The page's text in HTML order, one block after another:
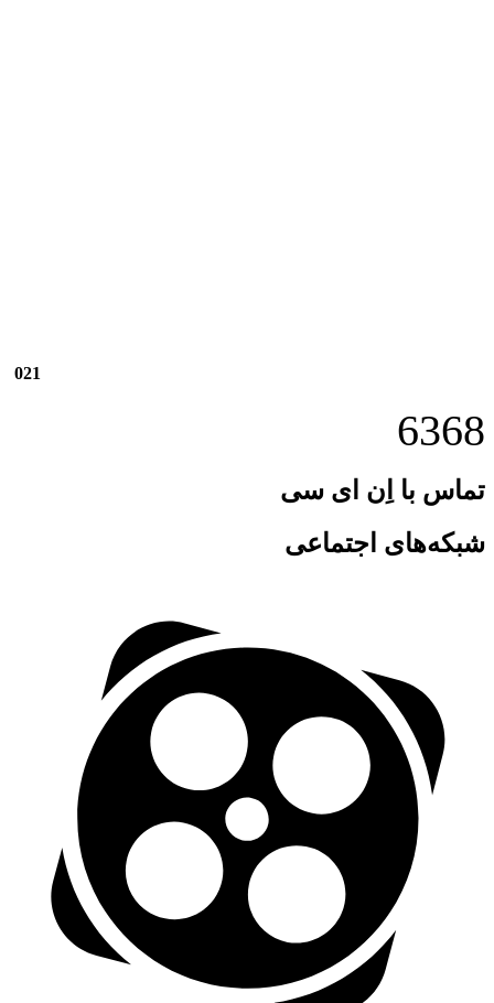
021
6368
تماس با اِن ای سی
شبکه‌های اجتماعی